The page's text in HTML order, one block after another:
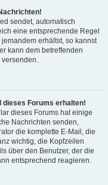
sendet, automatisch
eine entsprechende Regel
erhältst, so kannst
kann dem betreffenden
versenden.
dieses Forums erhalten!
dieses Forums hat einige
Nachrichten senden,
die komplette E-Mail, die
wichtig, die Kopfzeilen
über den Benutzer, der die
entsprechend reagieren.